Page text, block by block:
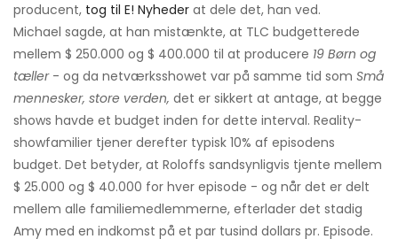
producent, tog til E! Nyheder at dele det, han ved.
Michael sagde, at han mistænkte, at TLC budgetterede
mellem $ 250.000 og $ 400.000 til at producere 19 Børn og
tæller- og da netværksshowet var på samme tid som Små
mennesker, store verden, det er sikkert at antage, at begge
shows havde et budget inden for dette interval. Reality-
showfamilier tjener derefter typisk 10% af episodens
budget. Det betyder, at Roloffs sandsynligvis tjente mellem
$ 25.000 og $ 40.000 for hver episode - og når det er delt
mellem alle familiemedlemmerne, efterlader det stadig
Amy med en indkomst på et par tusind dollars pr. Episode.